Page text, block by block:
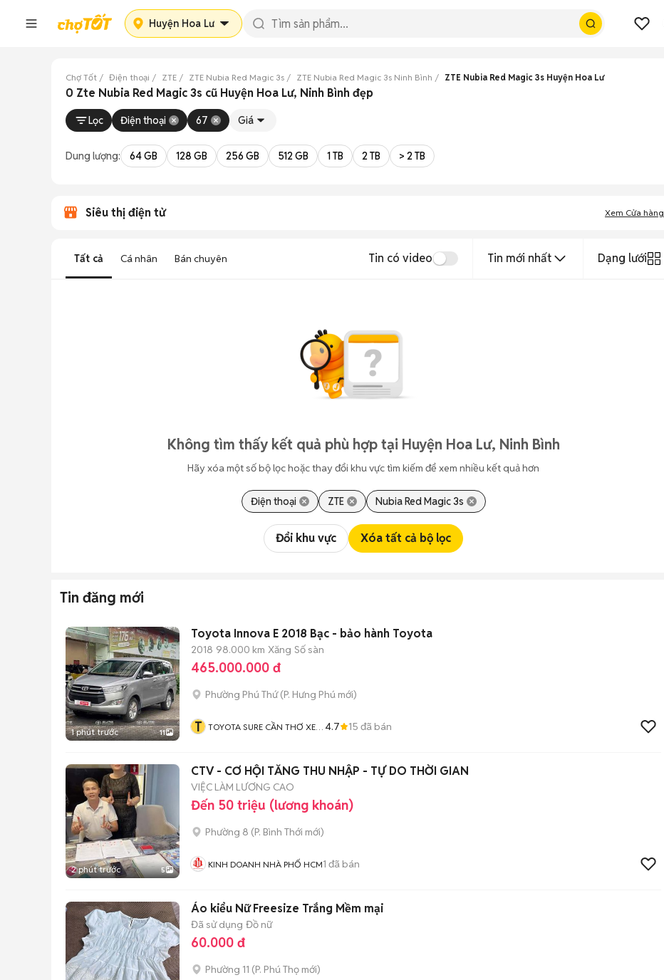
Huyện Hoa Lư
Chợ Tốt Điện thoại ZTE ZTE Nubia Red Magic 3s ZTE Nubia Red Magic 3s Ninh Bình ZTE Nubia Red Magic 3s Huyện Hoa Lư
0 Zte Nubia Red Magic 3s cũ Huyện Hoa Lư, Ninh Bình đẹp
Lọc Điện thoại 67 Giá
Dung lượng: 64 GB 128 GB 256 GB 512 GB 1 TB 2 TB > 2 TB
Siêu thị điện tử Xem Cửa hàng
Tất cả Cá nhân Bán chuyên Tin có video Tin mới nhất Dạng lưới
Không tìm thấy kết quả phù hợp tại Huyện Hoa Lư, Ninh Bình
Hãy xóa một số bộ lọc hoặc thay đổi khu vực tìm kiếm để xem nhiều kết quả hơn
Điện thoại ZTE Nubia Red Magic 3s
Đổi khu vực Xóa tất cả bộ lọc
Tin đăng mới
1 phút trước 11
Toyota Innova E 2018 Bạc - bảo hành Toyota
2018 98.000 km Xăng Số sàn
465.000.000 đ
Phường Phú Thứ(P. Hưng Phú mới)
T TOYOTA SURE CẦN THƠ XE
4.7 15 đã bán
2 phút trước 5
CTV - CƠ HỘI TĂNG THU NHẬP - TỰ DO THỜI GIAN
VIỆC LÀM LƯƠNG CAO
Đến 50 triệu (lương khoán)
Phường 8 (P. Bình Thới mới)
KINH DOANH NHÀ PHỐ HCM1 đã bán
Áo kiểu Nữ Freesize Trắng Mềm mại
Đã sử dụng Đồ nữ
60.000 đ
Phường 11 (P. Phú Thọ mới)